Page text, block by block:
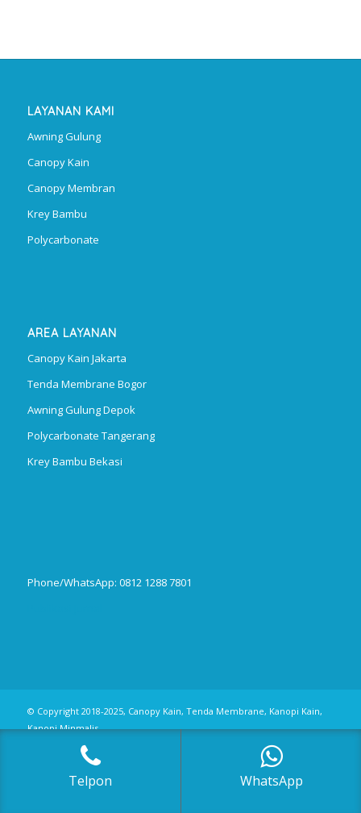
LAYANAN KAMI
Awning Gulung
Canopy Kain
Canopy Membran
Krey Bambu
Polycarbonate
AREA LAYANAN
Canopy Kain Jakarta
Tenda Membrane Bogor
Awning Gulung Depok
Polycarbonate Tangerang
Krey Bambu Bekasi
Phone/WhatsApp: 0812 1288 7801
© Copyright 2018-2025, Canopy Kain, Tenda Membrane, Kanopi Kain,
Kanopi Minmalis
Telpon WhatsApp